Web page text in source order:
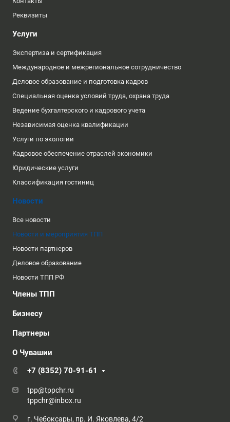
Реквизиты
Услуги
Экспертиза и сертификация
Международное и межрегиональное сотрудничество
Деловое образование и подготовка кадров
Специальная оценка условий труда, охрана труда
Ведение бухгалтерского и кадрового учета
Независимая оценка квалификации
Услуги по экологии
Кадровое обеспечение отраслей экономики
Юридические услуги
Классификация гостиниц
Новости
Все новости
Новости и мероприятия ТПП
Новости партнеров
Деловое образование
Новости ТПП РФ
Члены ТПП
Бизнесу
Партнеры
О Чувашии
+7 (8352) 70-91-61
tpp@tppchr.ru
tppchr@inbox.ru
г. Чебоксары, пр. И. Яковлева, 4/2